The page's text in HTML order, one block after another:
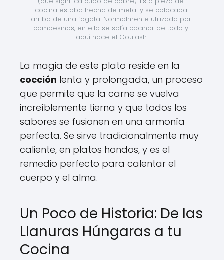
cocina estaba hecha de metal y se colocaba
arriba de una fogata. Normalmente utilizada por
campesinos, en ella se solía cocinar de todo y
aquí nace el Goulash.
La magia de este plato reside en la
cocción lenta y prolongada, un proceso
que permite que la carne se vuelva
increíblemente tierna y que todos los
sabores se fusionen en una armonía
perfecta. Se sirve tradicionalmente muy
caliente, en platos hondos, y es el
remedio perfecto para calentar el
cuerpo y el alma.
Un Poco de Historia: De las
Llanuras Húngaras a tu
Cocina